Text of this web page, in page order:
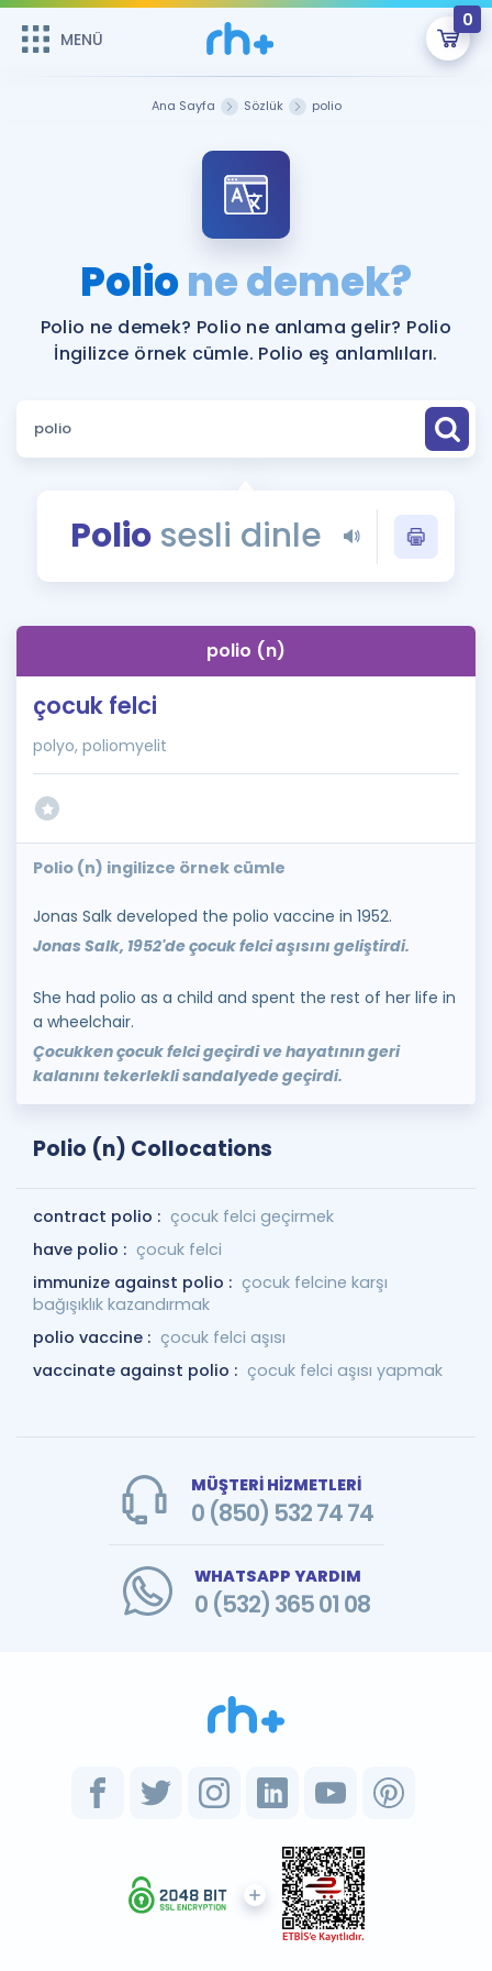
MENÜ
0
ÜYE DEĞİLİM
Sepetin Şu An Boş.
Remzi Hoca ile seni sınava hazırlayacak onlarca eğitim seni
bekliyor!
MENÜ
Faydalı Araçlar
Sözlük
Blog
İngilizce Gramer
Ana Sayfa Sözlük polio
Polione demek?
Polio ne demek? Polio ne anlama gelir? Polio
İngilizce örnek cümle. Polio eş anlamlıları.
Poliosesli dinle
polio (n)
çocuk felci
polyo, poliomyelit
Polio (n) ingilizce örnek cümle
Jonas Salk developed the polio vaccine in 1952.
Jonas Salk, 1952'de çocuk felci aşısını geliştirdi.
She had polio as a child and spent the rest of her life in
a wheelchair.
Çocukken çocuk felci geçirdi ve hayatının geri
kalanını tekerlekli sandalyede geçirdi.
Polio (n) Collocations
contract polio : çocuk felci geçirmek
have polio : çocuk felci
immunize against polio : çocuk felcine karşı
bağışıklık kazandırmak
polio vaccine : çocuk felci aşısı
vaccinate against polio : çocuk felci aşısı yapmak
MÜŞTERİ HİZMETLERİ
0 (850) 532 74 74
WHATSAPP YARDIM
0 (532) 365 01 08